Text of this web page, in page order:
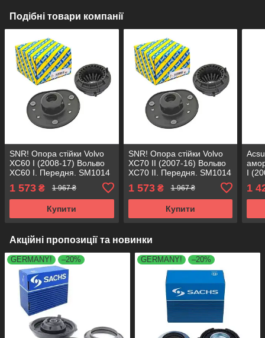
Подібні товари компанії
SNR! Опора стійки Volvo
XC60 I (2008-17) Вольво
XC60 I. Передня. SM1014
VKDA35430
1 573 ₴ 1 967 ₴
Купити
SNR! Опора стійки Volvo
XC70 II (2007-16) Вольво
XC70 II. Передня. SM1014
VKDA35430
1 573₴ 1 967 ₴
Купити
I
1
Акційні пропозиції та новинки
GERMANY! –20% GERMANY! –20%